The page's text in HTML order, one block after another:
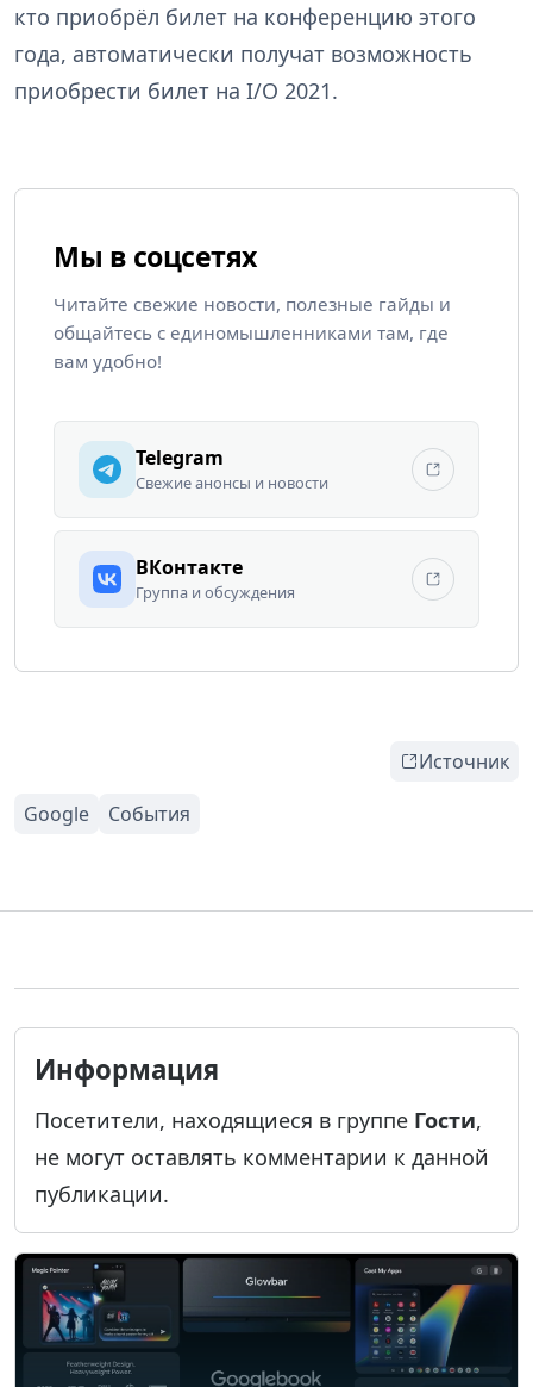
кто приобрёл билет на конференцию этого
года, автоматически получат возможность
приобрести билет на I/O 2021.
Мы в соцсетях
Читайте свежие новости, полезные гайды и
общайтесь с единомышленниками там, где
вам удобно!
Telegram
Свежие анонсы и новости
ВКонтакте
Группа и обсуждения
Источник
Информация
Посетители, находящиеся в группе Гости,
не могут оставлять комментарии к данной
публикации.